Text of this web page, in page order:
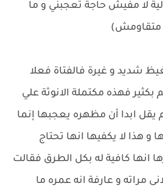
لية لا مفيش حاجة تعجبني و ما
متقاومش)
شديد و غيرة فالفتاة فعلا
بكثير فهذه مكتملة الانوثة علي
يقل ابدا أن مظهره يعجبها إنما
هذا لا يكفيها انها تحتاج
انها كافية له بكل الطرق فقالت
مراته و عارفة انه عمره ما